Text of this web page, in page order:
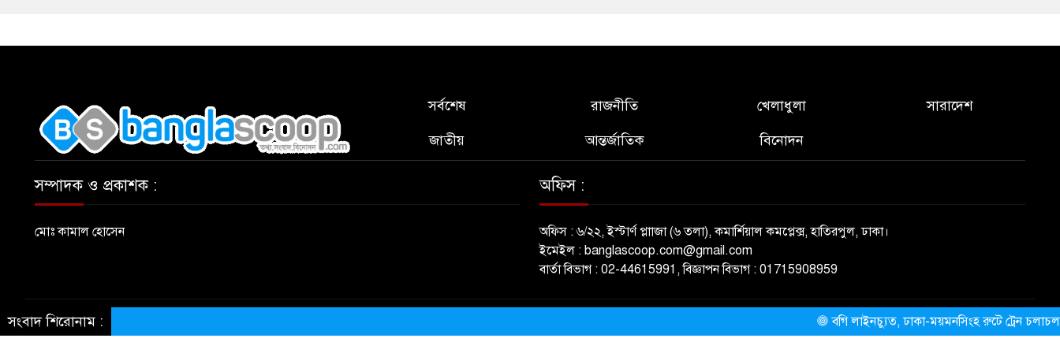
সর্বশেষ
জাতীয়
রাজনীতি
আন্তর্জাতিক
খেলাধুলা
বিনোদন
সারাদেশ
সম্পাদক ও প্রকাশক :
মোঃ কামাল হোসেন
অফিস :
অফিস : ৬/২২, ইস্টার্ণ প্লাাজা (৬ তলা), কমার্শিয়াল কমপ্লেক্স, হাতিরপুল, ঢাকা।
ইমেইল : banglascoop.com@gmail.com
বার্তা বিভাগ : 02-44615991, বিজ্ঞাপন বিভাগ : 01715908959
© All rights reserved © BanglaScoop NewsScript Developed BYThemesBazar.com
সংবাদ শিরোনাম : বগি লাইনচ্যুত, ঢাকা-ময়মনসিংহ রুটে ট্রেন চলাচল বন্ধ